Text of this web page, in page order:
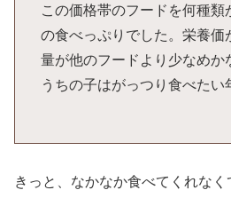
この価格帯のフードを何種類
の食べっぷりでした。栄養価
量が他のフードより少なめか
うちの子はがっつり食べたい
きっと、なかなか食べてくれな